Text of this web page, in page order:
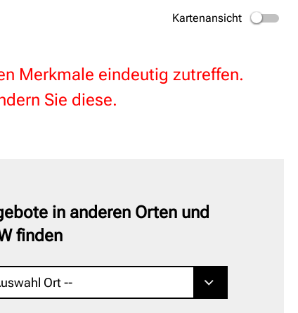
Kartenansicht
Merkmale eindeutig zutreffen.
Sie diese.
in anderen Orten und
finden